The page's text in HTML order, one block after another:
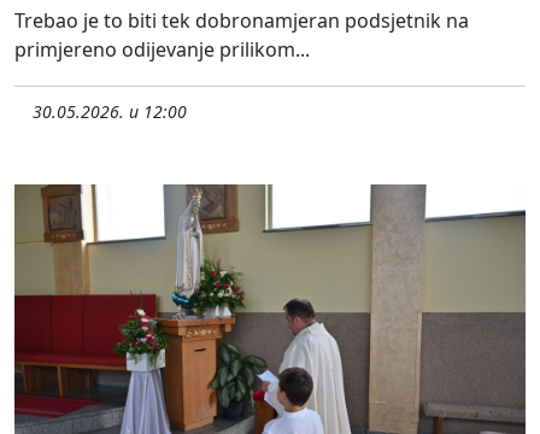
Trebao je to biti tek dobronamjeran podsjetnik na
primjereno odijevanje prilikom...
30.05.2026. u 12:00